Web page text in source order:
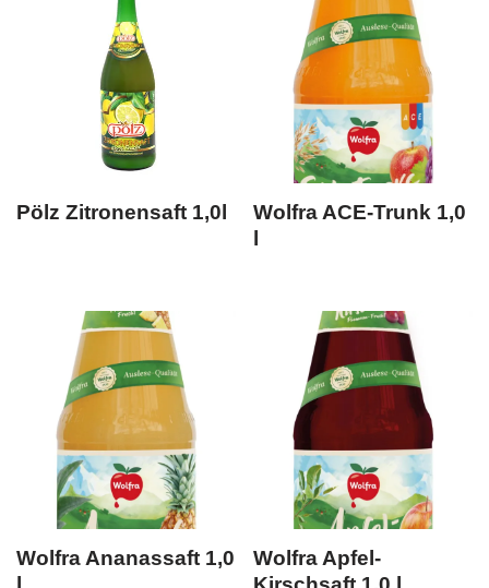
Pölz Zitronensaft 1,0l
Wolfra ACE-Trunk 1,0
l
Wolfra Ananassaft 1,0
Wolfra Apfel-